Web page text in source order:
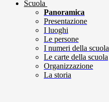
Scuola
Panoramica
Presentazione
I luoghi
Le persone
I numeri della scuola
Le carte della scuola
Organizzazione
La storia